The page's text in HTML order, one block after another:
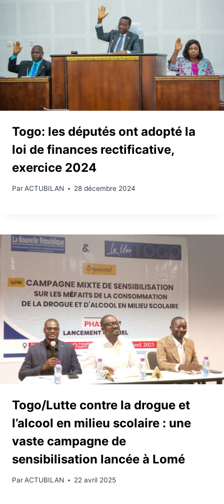
Togo: les députés ont adopté la
loi de finances rectificative,
exercice 2024
ParACTUBILAN 28 décembre 2024
Togo/Lutte contre la drogue et
l’alcool en milieu scolaire : une
vaste campagne de
sensibilisation lancée à Lomé
ParACTUBILAN 22 avril 2025